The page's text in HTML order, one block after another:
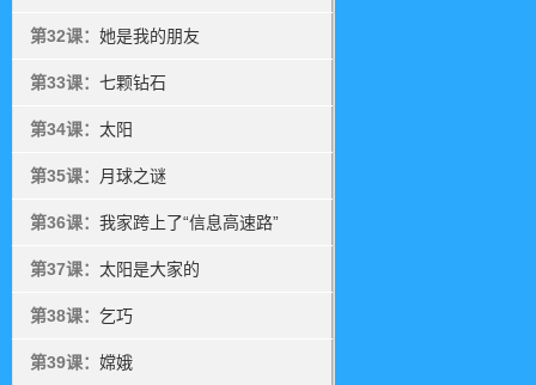
第32课： 她是我的朋友
第33课： 七颗钻石
第34课： 太阳
第35课： 月球之谜
第36课： 我家跨上了“信息高速路”
第37课： 太阳是大家的
第38课： 乞巧
第39课： 嫦娥